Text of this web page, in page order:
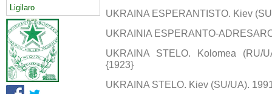
Ligilaro
UKRAINA ESPERANTISTO. Kiev
UKRAINIA ESPERANTO-
UKRAINA STELO. Kolomea (RU/
{1923}
UKRAINA STELO. Kiev (SU/UA).